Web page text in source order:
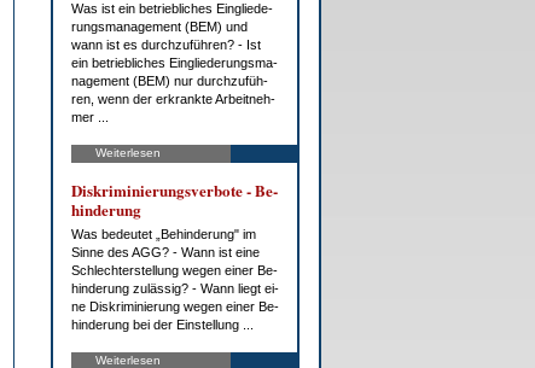
Was ist ein be­trieb­li­ches Ein­glie­de­
rungs­ma­nage­ment (BEM) und
wann ist es durch­zu­füh­ren? - Ist
ein be­trieb­li­ches Ein­glie­de­rungs­ma­
nage­ment (BEM) nur durch­zu­füh­
ren, wenn der er­krank­te Ar­beit­neh­
mer ...
Weiterlesen
Dis­kri­mi­nie­rungs­ver­bo­te - Be­
hin­de­rung
Was be­deu­tet „Be­hin­de­rung" im
Sin­ne des AGG? - Wann ist ei­ne
Schlech­ter­stel­lung we­gen ei­ner Be­
hin­de­rung zu­läs­sig? - Wann liegt ei­
ne Dis­kri­mi­nie­rung we­gen ei­ner Be­
hin­de­rung bei der Ein­stel­lung ...
Weiterlesen